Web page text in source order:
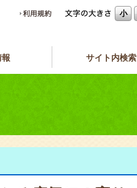
小
サイト内検索